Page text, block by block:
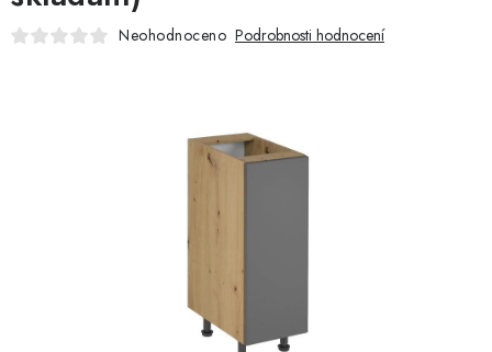
Neohodnoceno Podrobnosti hodnocení